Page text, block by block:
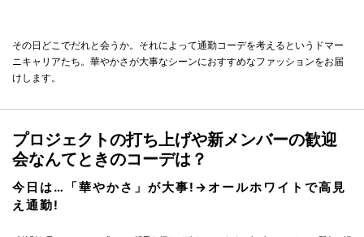
その日どこでだれと会うか。それによって通勤コーデを考えるというドマー
ニキャリアたち。華やかさが大事なシーンにおすすめなファッションをお届
けします。
プロジェクトの打ち上げや新メンバーの歓迎
会なんてときのコーデは？
今日は…「華やかさ」が大事!→オールホワイトで高見
え通勤!